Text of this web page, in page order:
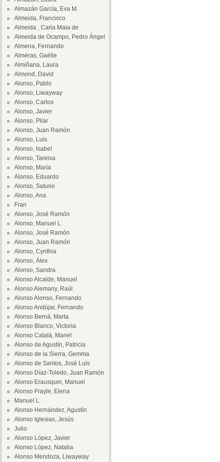
Almazán García, Eva M.
Almeida, Francisco
Almeida , Carla Maia de
Almeida de Ocampo, Pedro Ángel
Almena, Fernando
Alméras, Gaëlle
Almiñana, Laura
Almond, David
Alonso, Pablo
Alonso, Liwayway
Alonso, Carlos
Alonso, Javier
Alonso, Pilar
Alonso, Juan Ramón
Alonso, Luis
Alonso, Isabel
Alonso, Tareixa
Alonso, María
Alonso, Eduardo
Alonso, Saturio
Alonso, Ana
Fran
Alonso, José Ramón
Alonso, Manuel L.
Alonso, José Ramón
Alonso, Juan Ramón
Alonso, Cynthia
Alonso, Álex
Alonso, Sandra
Alonso Alcalde, Manuel
Alonso Alemany, Raúl
Alonso Alonso, Fernando
Alonso Andújar, Fernando
Alonso Berná, Marta
Alonso Blanco, Victoria
Alonso Català, Manel
Alonso de Agustín, Patricia
Alonso de la Sierra, Gemma
Alonso de Santos, José Luis
Alonso Díaz-Toledo, Juan Ramón
Alonso Erausquin, Manuel
Alonso Frayle, Elena
Manuel L.
Alonso Hernández, Agustín
Alonso Iglesias, Jesús
Julio
Alonso López, Javier
Alonso López, Natalia
Alonso Mendoza, Liwayway